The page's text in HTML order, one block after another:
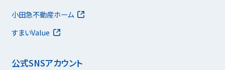
公式SNSアカウント
小田急不動産ホーム
すまいValue